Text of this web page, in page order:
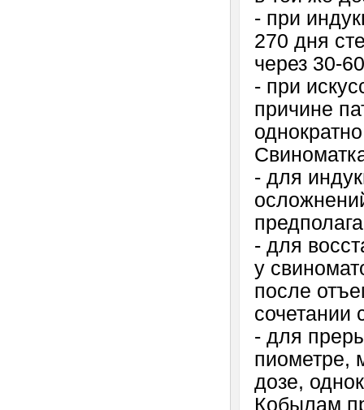
- при
270 дня
через 30-
- при
причине
- для
- для
у
после
сочетании
- для
пиометре,
дозе,
Кобылам